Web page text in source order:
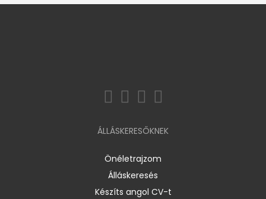
ÁLLÁSKERESŐKNEK
Önéletrajzom
Álláskeresés
Készíts angol CV-t